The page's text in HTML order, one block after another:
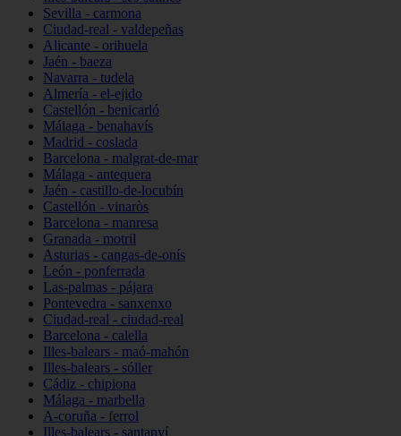
Sevilla - carmona
Ciudad-real - valdepeñas
Alicante - orihuela
Jaén - baeza
Navarra - tudela
Almería - el-ejido
Castellón - benicarló
Málaga - benahavís
Madrid - coslada
Barcelona - malgrat-de-mar
Málaga - antequera
Jaén - castillo-de-locubín
Castellón - vinaròs
Barcelona - manresa
Granada - motril
Asturias - cangas-de-onís
León - ponferrada
Las-palmas - pájara
Pontevedra - sanxenxo
Ciudad-real - ciudad-real
Barcelona - calella
Illes-balears - maó-mahón
Illes-balears - sóller
Cádiz - chipiona
Málaga - marbella
A-coruña - ferrol
Illes-balears - santanyí